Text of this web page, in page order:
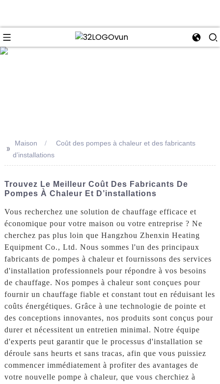
>> Maison
Coût des pompes à chaleur et des fabricants
d’installations
Trouvez Le Meilleur Coût Des Fabricants De
Pompes À Chaleur Et D’installations
Vous recherchez une solution de chauffage efficace et
économique pour votre maison ou votre entreprise ? Ne
cherchez pas plus loin que Hangzhou Zhenxin Heating
Equipment Co., Ltd. Nous sommes l'un des principaux
fabricants de pompes à chaleur et fournissons des services
d'installation professionnels pour répondre à vos besoins
de chauffage. Nos pompes à chaleur sont conçues pour
fournir un chauffage fiable et constant tout en réduisant les
coûts énergétiques. Grâce à une technologie de pointe et
des conceptions innovantes, nos produits sont conçus pour
durer et nécessitent un entretien minimal. Notre équipe
d'experts peut garantir que le processus d'installation se
déroule sans heurts et sans tracas, afin que vous puissiez
commencer immédiatement à profiter des avantages de
votre nouvelle pompe à chaleur, que vous cherchiez à